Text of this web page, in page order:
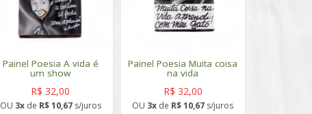
Painel Poesia A vida é
um show
R$ 32,00
OU 3xde R$ 10,67s/juros
Painel Poesia Muita coisa
na vida
R$ 32,00
OU 3x de R$ 10,67 s/juros